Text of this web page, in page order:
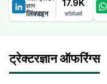
ज्ञान
लिंक्डइन
17.9K
फ़ॉलोअर्स
ट्रेक्टरज्ञान ऑफरिंग्स